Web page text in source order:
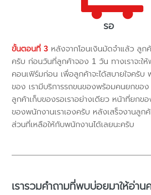
รอ
ขั้นตอนที่ 3 หลังจากโอนเงินมัดจำแล้ว ลูก
ครับ ก่อนวันที่ลูกค้าจอง 1 วัน ทางเราจะใ
คอนเฟิร์มก่อน เพื่อลูกค้าจะได้สบายใจครั
ของ เรามีบริการรถขนของพร้อมคนยกขอ
ลูกค้าเก็บของรอเราอย่างเดียว หน้าที่ยกข
ของพนักงานเราเองครับ หลังเสร็จงานลูกค้
ส่วนที่เหลือให้กับพนักงานได้เลยนะครับ
เรารวมคำถามที่พบบ่อยมาให้อ่าน